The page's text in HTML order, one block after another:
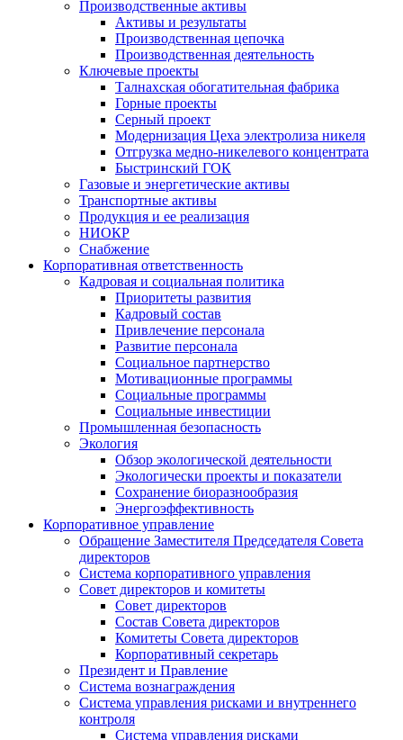
Производственные активы
Активы и результаты
Производственная цепочка
Производственная деятельность
Ключевые проекты
Талнахская обогатительная фабрика
Горные проекты
Серный проект
Модернизация Цеха электролиза никеля
Отгрузка медно-никелевого концентрата
Быстринский ГОК
Газовые и энергетические активы
Транспортные активы
Продукция и ее реализация
НИОКР
Снабжение
Корпоративная ответственность
Кадровая и социальная политика
Приоритеты развития
Кадровый состав
Привлечение персонала
Развитие персонала
Социальное партнерство
Мотивационные программы
Социальные программы
Социальные инвестиции
Промышленная безопасность
Экология
Обзор экологической деятельности
Экологически проекты и показатели
Сохранение биоразнообразия
Энергоэффективность
Корпоративное управление
Обращение Заместителя Председателя Совета
директоров
Система корпоративного управления
Совет директоров и комитеты
Совет директоров
Состав Совета директоров
Комитеты Совета директоров
Корпоративный секретарь
Президент и Правление
Система вознаграждения
Система управления рисками и внутреннего
контроля
Система управления рисками